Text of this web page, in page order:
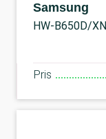
Samsung
HW-B650D/XN
Pris